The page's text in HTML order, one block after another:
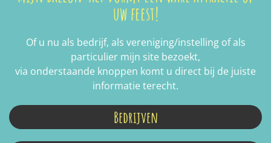
uw feest!
Of u nu als bedrijf, als vereniging/instelling of als
particulier mijn site bezoekt,
via onderstaande knoppen komt u direct bij de juiste
informatie terecht.
Bedrijven